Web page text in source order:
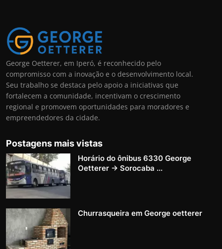
George Oetterer, em Iperó, é reconhecido pelo
compromisso com a inovação e o desenvolvimento local.
Seu trabalho se destaca pelo apoio a iniciativas que
fortalecem a comunidade, incentivam o crescimento
regional e promovem oportunidades para moradores e
empreendedores da cidade.
Postagens mais vistas
Horário do ônibus 6330 George
Oetterer → Sorocaba ...
Churrasqueira em George oetterer